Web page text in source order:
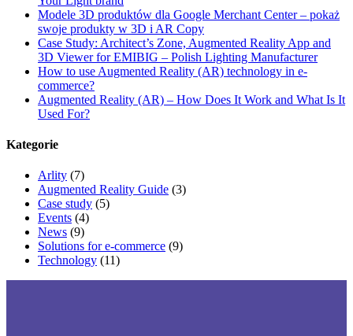
Modele 3D produktów dla Google Merchant Center – pokaż
swoje produkty w 3D i AR Copy
Case Study: Architect’s Zone, Augmented Reality App and
3D Viewer for EMIBIG – Polish Lighting Manufacturer
How to use Augmented Reality (AR) technology in e-
commerce?
Augmented Reality (AR) – How Does It Work and What Is It
Used For?
Kategorie
Arlity (7)
Augmented Reality Guide (3)
Case study (5)
Events (4)
News (9)
Solutions for e-commerce (9)
Technology (11)